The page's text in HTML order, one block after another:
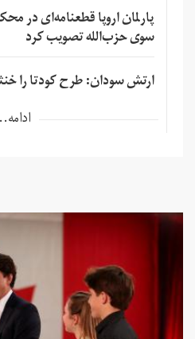
پارلمان اروپا قطعنامه‌ای در
سوی حزب‌الله تصویب کرد
ارتش سودان: طرح کودتا را